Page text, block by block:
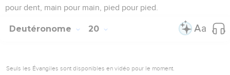
pour dent, main pour main, pied pour pied.
Deutéronome 20
Seuls les Évangiles sont disponibles en vidéo pour le moment.